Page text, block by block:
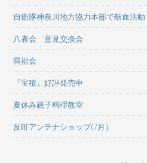
自衛隊神奈川地方協力本部で献血活動
八者会 意見交換会
雷祖会
『宝積』好評発売中
夏休み親子料理教室
反町アンテナショップ(7月）